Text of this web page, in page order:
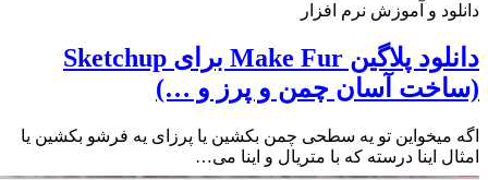
و آموزش نرم افزار
دانلود پلاگین Make Fur برای Sketchup
آسان چمن و پرز و …)
میخواین تو یه سطحی چمن بکشین یا پرزای یه فرشو بکشین یا
اینا درسته که با متریال و اینا می…